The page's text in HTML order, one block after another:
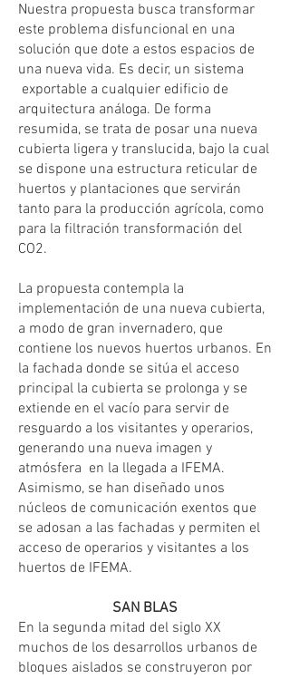
Nuestra propuesta busca transformar
este problema disfuncional en una
solución que dote a estos espacios de
una nueva vida. Es decir, un sistema
exportable a cualquier edificio de
arquitectura análoga. De forma
resumida, se trata de posar una nueva
cubierta ligera y translucida, bajo la cual
se dispone una estructura reticular de
huertos y plantaciones que servirán
tanto para la producción agrícola, como
para la filtración transformación del
CO2.
La propuesta contempla la
implementación de una nueva cubierta,
a modo de gran invernadero, que
contiene los nuevos huertos urbanos. En
la fachada donde se sitúa el acceso
principal la cubierta se prolonga y se
extiende en el vacío para servir de
resguardo a los visitantes y operarios,
generando una nueva imagen y
atmósfera en la llegada a IFEMA.
Asimismo, se han diseñado unos
núcleos de comunicación exentos que
se adosan a las fachadas y permiten el
acceso de operarios y visitantes a los
huertos de IFEMA.
SAN BLAS
En la segunda mitad del siglo XX
muchos de los desarrollos urbanos de
bloques aislados se construyeron por